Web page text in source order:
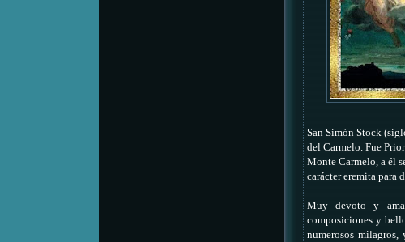
San Simón Stock
del Carmelo. Fue
Monte Carmelo, a él
carácter eremita para
Muy devoto y
composiciones y
numerosos